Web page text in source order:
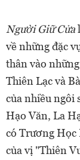
Người Giữ Cửa
về những đặc
thân vào
Thiên Lạc và
của nhiều ngôi
Hạo Văn, La
có Trương Học
của vị "Thiên